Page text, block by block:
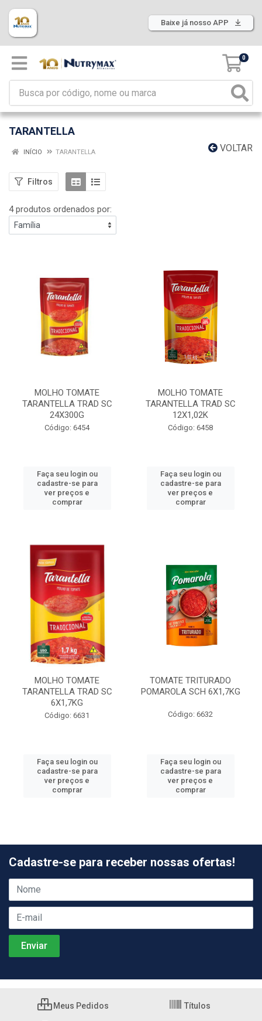
Baixe já nosso APP
0
TARANTELLA
VOLTAR
INÍCIO TARANTELLA
Filtros
4 produtos ordenados por:
MOLHO TOMATE
TARANTELLA TRAD SC
24X300G
Código: 6454
Faça seu login ou
cadastre-se para
ver preços e
comprar
MOLHO TOMATE
TARANTELLA TRAD SC
12X1,02K
Código: 6458
Faça seu login ou
cadastre-se para
ver preços e
comprar
MOLHO TOMATE
TARANTELLA TRAD SC
6X1,7KG
Código: 6631
Faça seu login ou
cadastre-se para
ver preços e
comprar
TOMATE TRITURADO
POMAROLA SCH 6X1,7KG
Código: 6632
Faça seu login ou
cadastre-se para
ver preços e
comprar
Cadastre-se para receber nossas ofertas!
Meus Pedidos Títulos